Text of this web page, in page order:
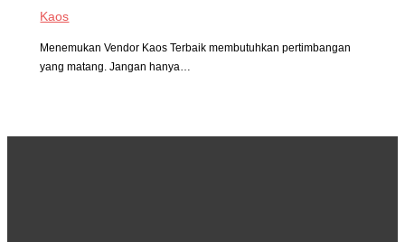
Kaos
Menemukan Vendor Kaos Terbaik membutuhkan pertimbangan
yang matang. Jangan hanya…